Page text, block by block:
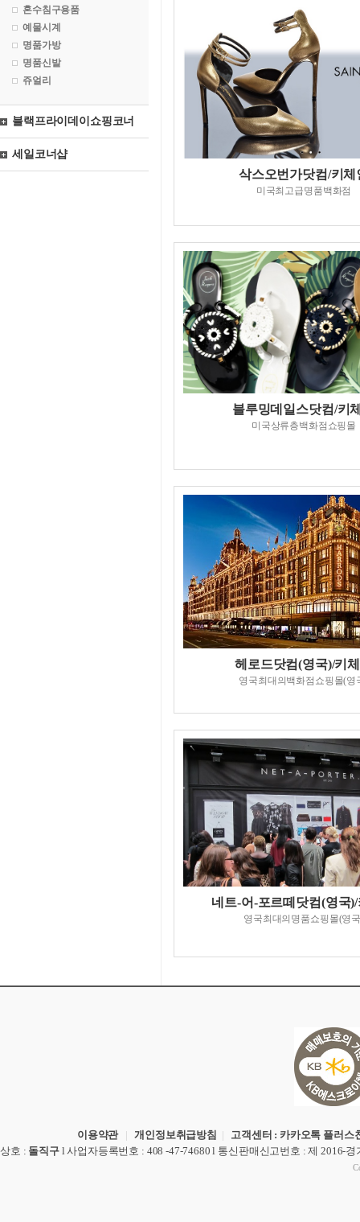
혼수침구용품
예물시계
명품가방
명품신발
쥬얼리
블랙프라이데이쇼핑코너
세일코너샵
삭스오번가닷컴/키체
미국최고급명품백화점
블루밍데일스닷컴/키
미국상류층백화점쇼핑몰
헤로드닷컴(영국)/키
영국최대의백화점쇼핑몰(영
네트-어-포르떼닷컴(영국
영국최대의명품쇼핑몰(영
이용약관 |개인정보취급방침 | 고객센터 : 카카오톡 플러스
상호 : 돌직구 l사업자등록번호 : 408 -47-74680 l 통신판매신고번호 : 제 2016-